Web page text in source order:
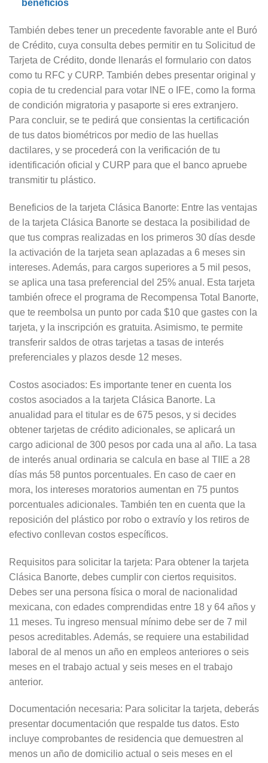
beneficios
También debes tener un precedente favorable ante el Buró
de Crédito, cuya consulta debes permitir en tu Solicitud de
Tarjeta de Crédito, donde llenarás el formulario con datos
como tu RFC y CURP. También debes presentar original y
copia de tu credencial para votar INE o IFE, como la forma
de condición migratoria y pasaporte si eres extranjero.
Para concluir, se te pedirá que consientas la certificación
de tus datos biométricos por medio de las huellas
dactilares, y se procederá con la verificación de tu
identificación oficial y CURP para que el banco apruebe
transmitir tu plástico.
Beneficios de la tarjeta Clásica Banorte: Entre las ventajas
de la tarjeta Clásica Banorte se destaca la posibilidad de
que tus compras realizadas en los primeros 30 días desde
la activación de la tarjeta sean aplazadas a 6 meses sin
intereses. Además, para cargos superiores a 5 mil pesos,
se aplica una tasa preferencial del 25% anual. Esta tarjeta
también ofrece el programa de Recompensa Total Banorte,
que te reembolsa un punto por cada $10 que gastes con la
tarjeta, y la inscripción es gratuita. Asimismo, te permite
transferir saldos de otras tarjetas a tasas de interés
preferenciales y plazos desde 12 meses.
Costos asociados: Es importante tener en cuenta los
costos asociados a la tarjeta Clásica Banorte. La
anualidad para el titular es de 675 pesos, y si decides
obtener tarjetas de crédito adicionales, se aplicará un
cargo adicional de 300 pesos por cada una al año. La tasa
de interés anual ordinaria se calcula en base al TIIE a 28
días más 58 puntos porcentuales. En caso de caer en
mora, los intereses moratorios aumentan en 75 puntos
porcentuales adicionales. También ten en cuenta que la
reposición del plástico por robo o extravío y los retiros de
efectivo conllevan costos específicos.
Requisitos para solicitar la tarjeta: Para obtener la tarjeta
Clásica Banorte, debes cumplir con ciertos requisitos.
Debes ser una persona física o moral de nacionalidad
mexicana, con edades comprendidas entre 18 y 64 años y
11 meses. Tu ingreso mensual mínimo debe ser de 7 mil
pesos acreditables. Además, se requiere una estabilidad
laboral de al menos un año en empleos anteriores o seis
meses en el trabajo actual y seis meses en el trabajo
anterior.
Documentación necesaria: Para solicitar la tarjeta, deberás
presentar documentación que respalde tus datos. Esto
incluye comprobantes de residencia que demuestren al
menos un año de domicilio actual o seis meses en el